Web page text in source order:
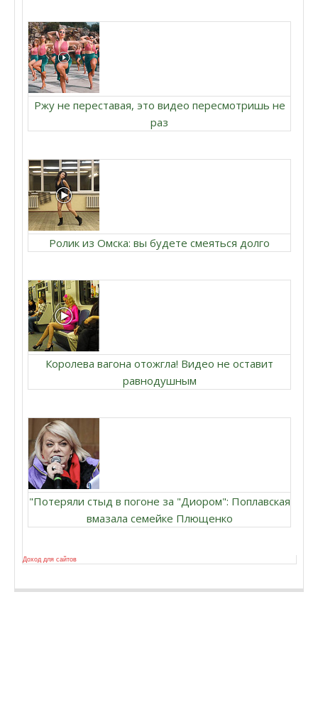
Ржу не переставая, это видео пересмотришь не
раз
Ролик из Омска: вы будете смеяться долго
Королева вагона отожгла! Видео не оставит
равнодушным
"Потеряли стыд в погоне за "Диором": Поплавская
вмазала семейке Плющенко
Доход для сайтов